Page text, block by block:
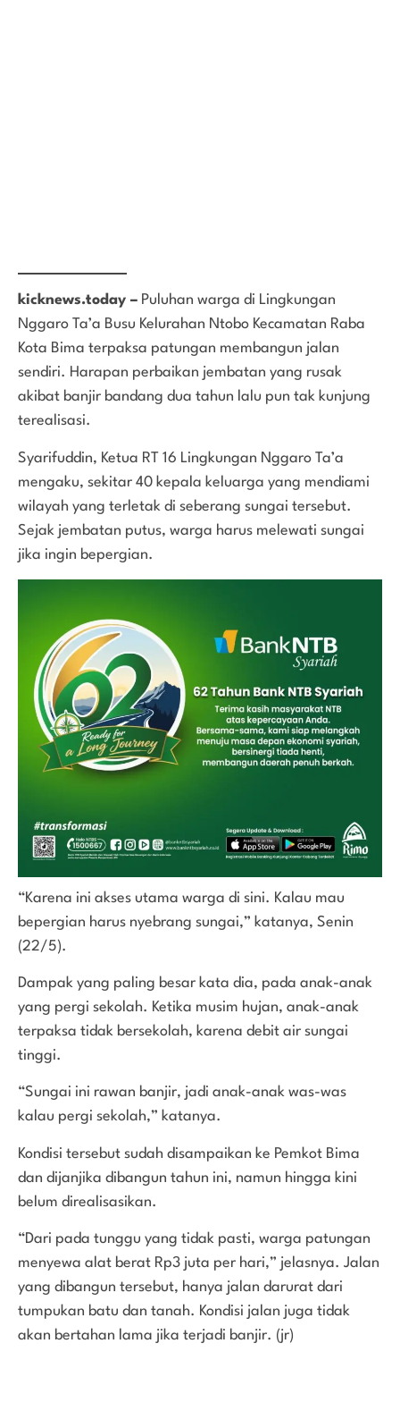
kicknews.today – Puluhan warga di Lingkungan
Nggaro Ta’a Busu Kelurahan Ntobo Kecamatan Raba
Kota Bima terpaksa patungan membangun jalan
sendiri. Harapan perbaikan jembatan yang rusak
akibat banjir bandang dua tahun lalu pun tak kunjung
terealisasi.
Syarifuddin, Ketua RT 16 Lingkungan Nggaro Ta’a
mengaku, sekitar 40 kepala keluarga yang mendiami
wilayah yang terletak di seberang sungai tersebut.
Sejak jembatan putus, warga harus melewati sungai
jika ingin bepergian.
“Karena ini akses utama warga di sini. Kalau mau
bepergian harus nyebrang sungai,” katanya, Senin
(22/5).
Dampak yang paling besar kata dia, pada anak-anak
yang pergi sekolah. Ketika musim hujan, anak-anak
terpaksa tidak bersekolah, karena debit air sungai
tinggi.
“Sungai ini rawan banjir, jadi anak-anak was-was
kalau pergi sekolah,” katanya.
Kondisi tersebut sudah disampaikan ke Pemkot Bima
dan dijanjika dibangun tahun ini, namun hingga kini
belum direalisasikan.
“Dari pada tunggu yang tidak pasti, warga patungan
menyewa alat berat Rp3 juta per hari,” jelasnya. Jalan
yang dibangun tersebut, hanya jalan darurat dari
tumpukan batu dan tanah. Kondisi jalan juga tidak
akan bertahan lama jika terjadi banjir. (jr)